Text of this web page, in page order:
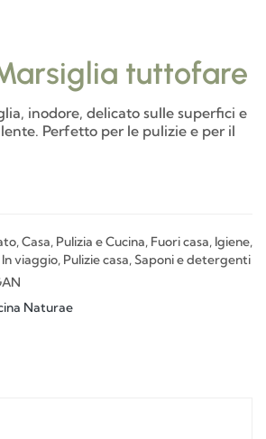
tuttofare
inodore, delicato sulle superfici e
Perfetto per le pulizie e per il
,Casa, Pulizia e Cucina, Fuori casa, Igiene,
In viaggio, Pulizie casa,Saponi e detergenti
Naturae